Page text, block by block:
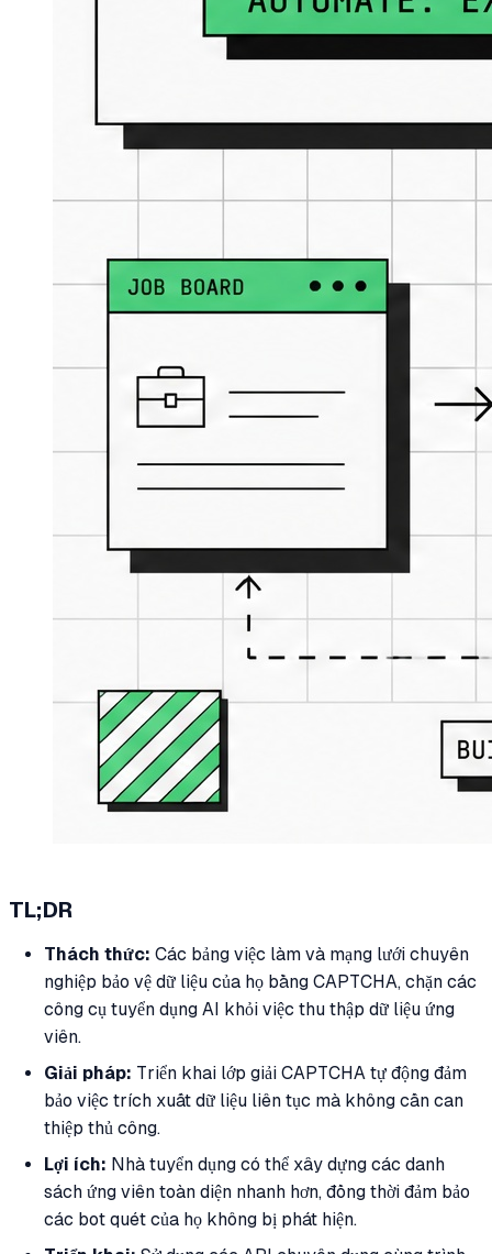
TL;DR
Thách thức: Các bảng việc làm và mạng lưới chuyên
nghiệp bảo vệ dữ liệu của họ bằng CAPTCHA, chặn các
công cụ tuyển dụng AI khỏi việc thu thập dữ liệu ứng
viên.
Giải pháp: Triển khai lớp giải CAPTCHA tự động đảm
bảo việc trích xuất dữ liệu liên tục mà không cần can
thiệp thủ công.
Lợi ích: Nhà tuyển dụng có thể xây dựng các danh
sách ứng viên toàn diện nhanh hơn, đồng thời đảm bảo
các bot quét của họ không bị phát hiện.